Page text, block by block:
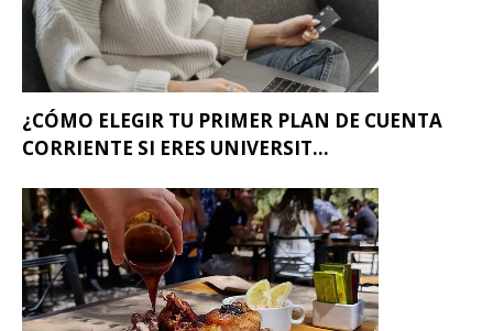
¿CÓMO ELEGIR TU PRIMER PLAN DE CUENTA
CORRIENTE SI ERES UNIVERSIT...